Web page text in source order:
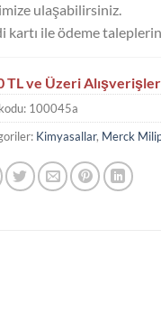
ulaşabilirsiniz.
kartı ile ödeme
TL ve Üzeri
100045a
Kimyasallar, Merck